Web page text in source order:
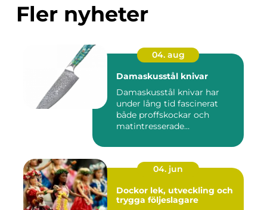
Fler nyheter
04. aug
Damaskusstål knivar
Damaskusstål knivar har
under lång tid fascinerat
både proffskockar och
matintresserade
04. jun
Dockor lek, utveckling och
trygga följeslagare